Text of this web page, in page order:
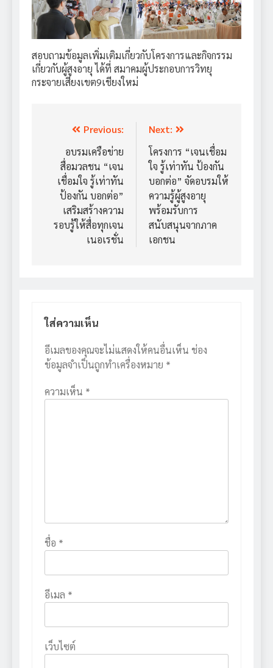
สอบถามข้อมูลเพิ่มเติมเกี่ยวกับโครงการและกิจกรรม
เกี่ยวกับผู้สูงอายุ ได้ที่ สมาคมผู้ประกอบการวิทยุ
กระจายเสียงเขต9เชียงใหม่
แนะแนว
เรื่อง
Previous:
อบรมเครือข่าย
สื่อมวลชน “เจน
เชื่อมใจ รู้เท่าทัน
ป้องกัน บอกต่อ”
เสริมสร้างความ
รอบรู้ให้สื่อทุกเจน
เนอเรชั่น
Next:
โครงการ “เจนเชื่อม
ใจ รู้เท่าทัน ป้องกัน
บอกต่อ” จัดอบรมให้
ความรู้ผู้สูงอายุ
พร้อมรับการ
สนับสนุนจากภาค
เอกชน
ใส่ความเห็น
อีเมลของคุณจะไม่แสดงให้คนอื่นเห็น ช่อง
ข้อมูลจำเป็นถูกทำเครื่องหมาย *
ความเห็น *
ชื่อ *
อีเมล *
เว็บไซต์